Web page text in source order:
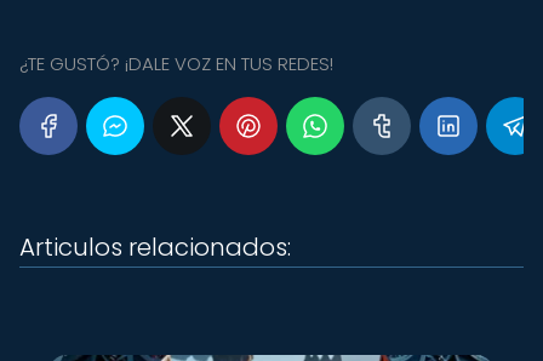
¿TE GUSTÓ? ¡DALE VOZ EN TUS REDES!
Articulos relacionados: